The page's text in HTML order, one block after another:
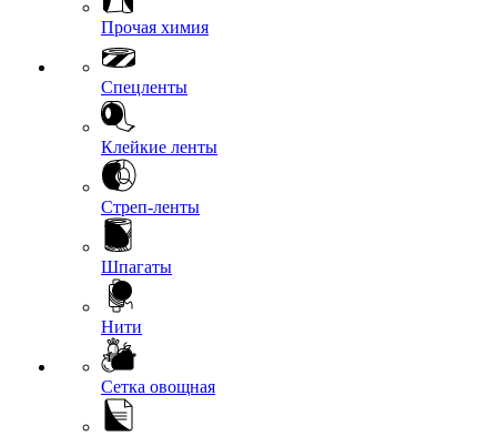
Прочая химия
Спецленты
Клейкие ленты
Стреп-ленты
Шпагаты
Нити
Сетка овощная